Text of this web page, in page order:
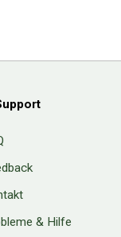
& Hilfe